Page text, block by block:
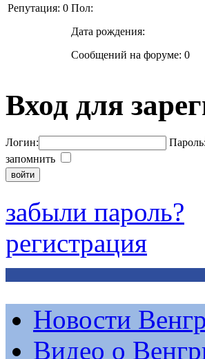
Репутация: 0 Пол:
Дата рождения:
Сообщений на форуме: 0
Вход для
Логин:
Пароль:
запомнить
забыли пароль?
регистрация
Новости
Видео о